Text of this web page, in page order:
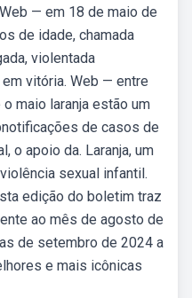
— em 18 de maio de
de idade, chamada
violentada
vitória. Web — entre
maio laranja estão um
de casos de
o apoio da. Laranja, um
sexual infantil.
edição do boletim traz
ao mês de agosto de
de setembro de 2024 a
e mais icônicas